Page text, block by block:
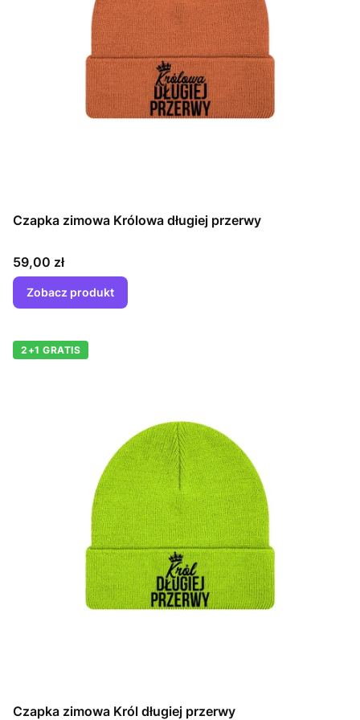
Czapka zimowa Królowa długiej przerwy
Cena
59,00 zł
Zobacz produkt
2+1 GRATIS
Czapka zimowa Król długiej przerwy